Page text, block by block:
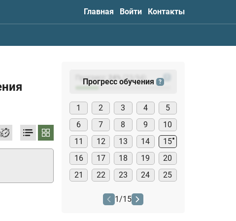
Главная Войти Контакты
Прогресс: (23
Прогресс обучения ?
1 2 3 4
5
6
7 8 9
10
11
12 13 14
15
16
17 18 19
20
21
22 23 24 25
1/15